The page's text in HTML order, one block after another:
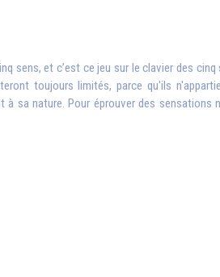
sens, et c’est ce jeu sur le clavier des
toujours limités, parce qu'ils
à sa nature. Pour éprouver des